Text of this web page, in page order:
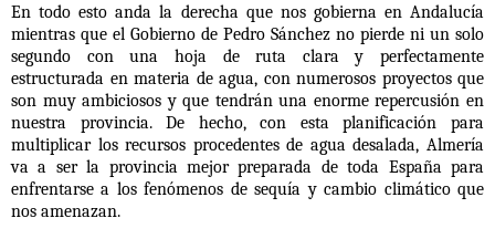
En todo esto anda la derecha que nos gobierna en Andalucía
mientras que el Gobierno de Pedro Sánchez no pierde ni un solo
segundo con una hoja de ruta clara y perfectamente
estructurada en materia de agua, con numerosos proyectos que
son muy ambiciosos y que tendrán una enorme repercusión en
nuestra provincia. De hecho, con esta planificación para
multiplicar los recursos procedentes de agua desalada, Almería
va a ser la provincia mejor preparada de toda España para
enfrentarse a los fenómenos de sequía y cambio climático que
nos amenazan.